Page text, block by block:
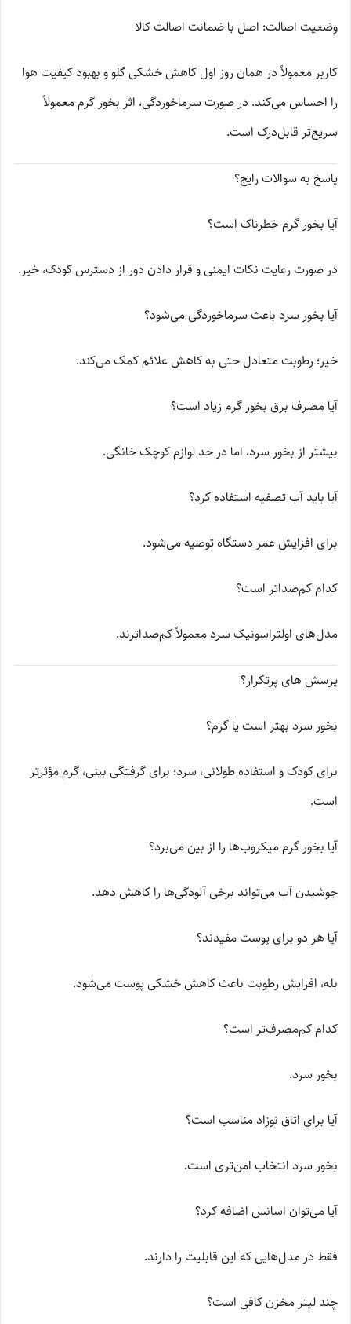
وضعیت اصالت: اصل با ضمانت اصالت کالا
کاربر معمولاً در همان روز اول کاهش خشکی گلو و بهبود کیفیت هوا
را احساس می‌کند. در صورت سرماخوردگی، اثر بخور گرم معمولاً
سریع‌تر قابل‌درک است.
پاسخ به سوالات رایج؟
آیا بخور گرم خطرناک است؟
در صورت رعایت نکات ایمنی و قرار دادن دور از دسترس کودک، خیر.
آیا بخور سرد باعث سرماخوردگی می‌شود؟
خیر؛ رطوبت متعادل حتی به کاهش علائم کمک می‌کند.
آیا مصرف برق بخور گرم زیاد است؟
بیشتر از بخور سرد، اما در حد لوازم کوچک خانگی.
آیا باید آب تصفیه استفاده کرد؟
برای افزایش عمر دستگاه توصیه می‌شود.
کدام کم‌صدا‌تر است؟
مدل‌های اولتراسونیک سرد معمولاً کم‌صداترند.
پرسش های پرتکرار؟
بخور سرد بهتر است یا گرم؟
برای کودک و استفاده طولانی، سرد؛ برای گرفتگی بینی، گرم مؤثرتر
است.
آیا بخور گرم میکروب‌ها را از بین می‌برد؟
جوشیدن آب می‌تواند برخی آلودگی‌ها را کاهش دهد.
آیا هر دو برای پوست مفیدند؟
بله، افزایش رطوبت باعث کاهش خشکی پوست می‌شود.
کدام کم‌مصرف‌تر است؟
بخور سرد.
آیا برای اتاق نوزاد مناسب است؟
بخور سرد انتخاب امن‌تری است.
آیا می‌توان اسانس اضافه کرد؟
فقط در مدل‌هایی که این قابلیت را دارند.
چند لیتر مخزن کافی است؟